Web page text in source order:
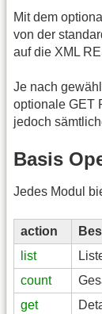
Mit dem
von der
auf die XML
Je nach
optionale GET
jedoch
Basis
Jedes Modul
action
list
count
get